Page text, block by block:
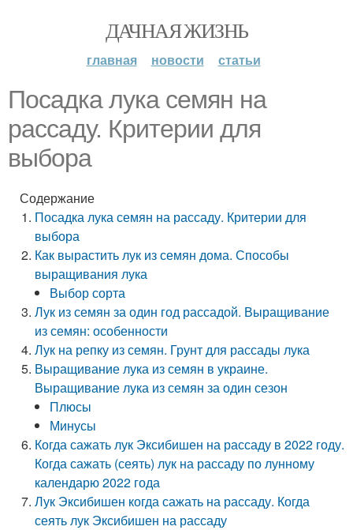
ДАЧНАЯ ЖИЗНЬ
главная новости статьи
Посадка лука семян на
рассаду. Критерии для
выбора
Содержание
Посадка лука семян на рассаду. Критерии для
выбора
Как вырастить лук из семян дома. Способы
выращивания лука
Выбор сорта
Лук из семян за один год рассадой. Выращивание
из семян: особенности
Лук на репку из семян. Грунт для рассады лука
Выращивание лука из семян в украине.
Выращивание лука из семян за один сезон
Плюсы
Минусы
Когда сажать лук Эксибишен на рассаду в 2022 году.
Когда сажать (сеять) лук на рассаду по лунному
календарю 2022 года
Лук Эксибишен когда сажать на рассаду. Когда
сеять лук Эксибишен на рассаду